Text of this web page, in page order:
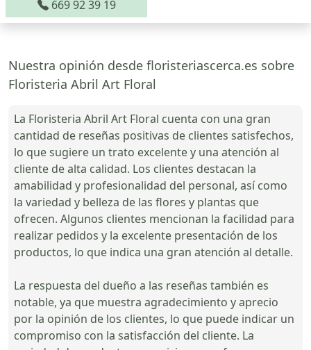
669 92 39 19
Nuestra opinión desde floristeriascerca.es sobre
Floristeria Abril Art Floral
La Floristeria Abril Art Floral cuenta con una gran
cantidad de reseñas positivas de clientes satisfechos,
lo que sugiere un trato excelente y una atención al
cliente de alta calidad. Los clientes destacan la
amabilidad y profesionalidad del personal, así como
la variedad y belleza de las flores y plantas que
ofrecen. Algunos clientes mencionan la facilidad para
realizar pedidos y la excelente presentación de los
productos, lo que indica una gran atención al detalle.
La respuesta del dueño a las reseñas también es
notable, ya que muestra agradecimiento y aprecio
por la opinión de los clientes, lo que puede indicar un
compromiso con la satisfacción del cliente. La